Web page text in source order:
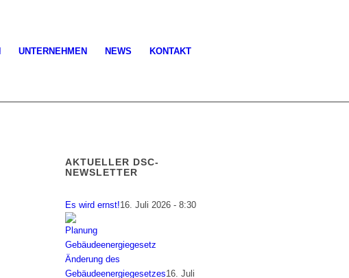
UNTERNEHMEN NEWS KONTAKT
AKTUELLER DSC-
NEWSLETTER
Es wird ernst!16. Juli 2026 - 8:30
Änderung des
Gebäudeenergiegesetzes16. Juli